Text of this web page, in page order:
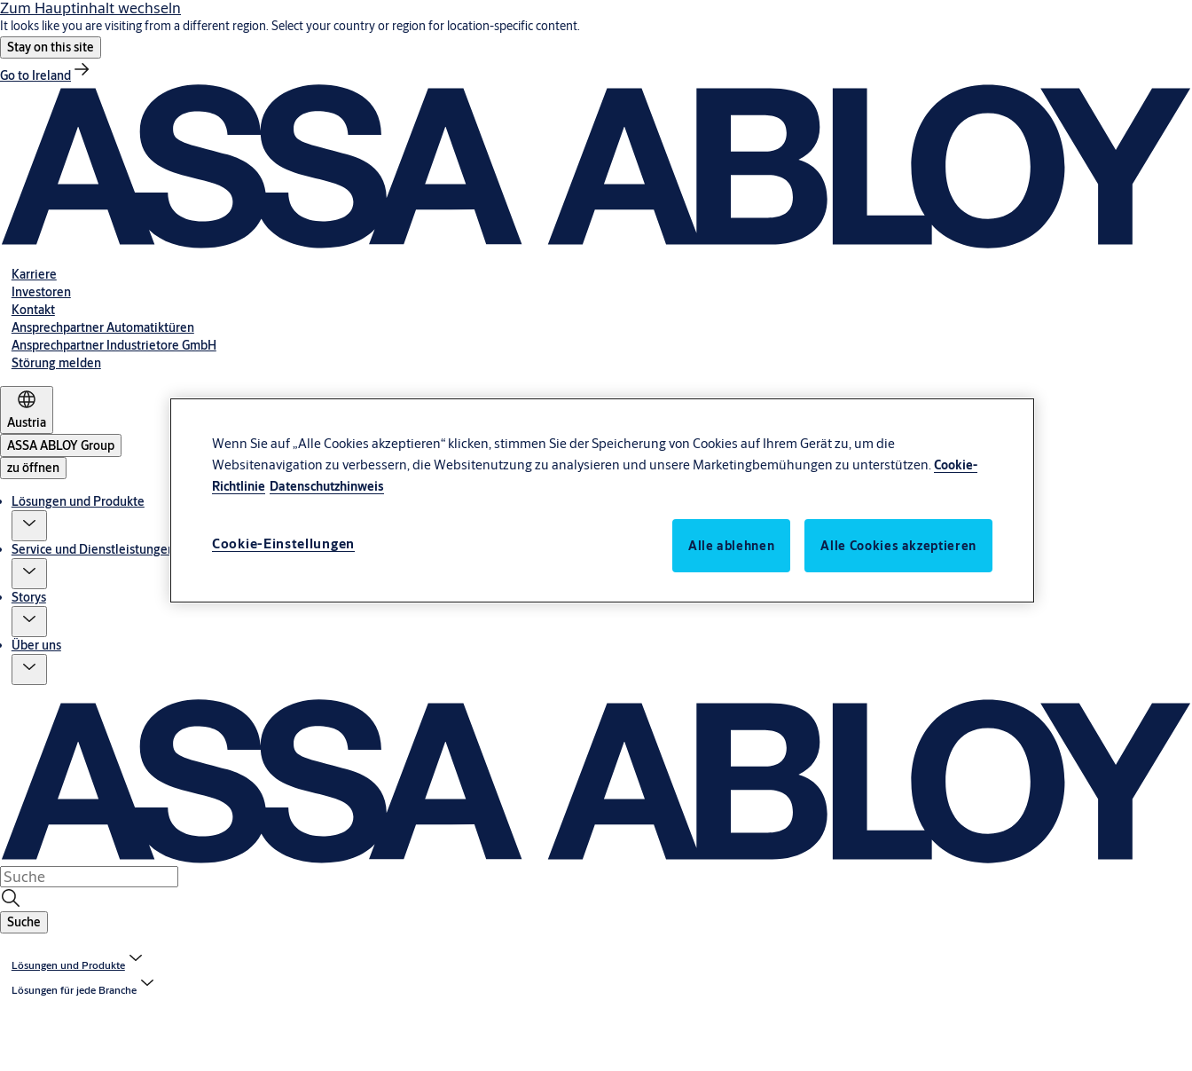
Zum Hauptinhalt wechseln
It looks like you are visiting from a different region. Select your country or region for location-specific content.
Stay on this site
Go to Ireland
Karriere
Investoren
Kontakt
Ansprechpartner Automatiktüren
Ansprechpartner Industrietore GmbH
Störung melden
Austria
ASSA ABLOY Group
zu öffnen
Lösungen und Produkte
Service und Dienstleistungen
Storys
Über uns
Suche
Lösungen und Produkte
Lösungen für jede Branche
Wenn Sie auf „Alle Cookies akzeptieren“ klicken, stimmen Sie der Speicherung von Cookies auf Ihrem Gerät zu, um die
Websitenavigation zu verbessern, die Websitenutzung zu analysieren und unsere Marketingbemühungen zu unterstützen.Cookie-
Richtlinie Datenschutzhinweis
Cookie-Einstellungen Alle ablehnen Alle Cookies akzeptieren